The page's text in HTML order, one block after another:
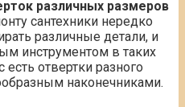
различных размеров
сантехники нередко
различные детали, и
инструментом в таких
есть отвертки разного
наконечниками.